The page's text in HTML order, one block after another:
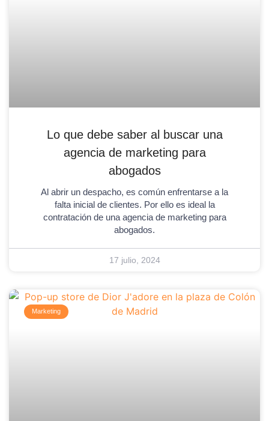
Lo que debe saber al buscar una
agencia de marketing para
abogados
Al abrir un despacho, es común enfrentarse a la
falta inicial de clientes. Por ello es ideal la
contratación de una agencia de marketing para
abogados.
17 julio, 2024
Marketing